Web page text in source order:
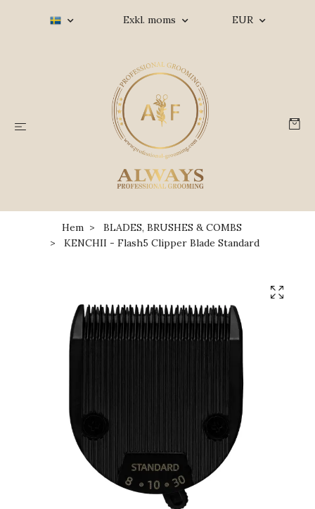
Exkl. moms EUR
Hem
BLADES, BRUSHES & COMBS
KENCHII - Flash5 Clipper Blade Standard